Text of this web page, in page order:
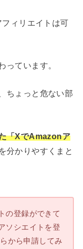
ィリエイトは可
っています。
ちょっと危ない部
「XでAmazonア
分かりやすくまと
の登録ができて
ソシエイトを登
から申請してみ